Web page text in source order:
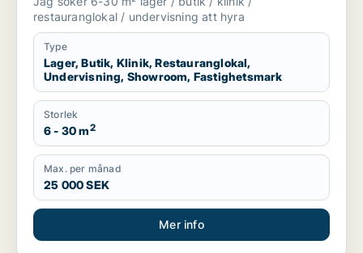
Lundby, Göteborg eller Askim-Frölunda-
Högsbo m.fl.
restauranglokal / undervisning att hyra
Type
Lager, Butik, Klinik, Restauranglokal,
Undervisning, Showroom, Fastighetsmark
Storlek
6 - 30 m2
Max. per månad
25 000 SEK
Mer info